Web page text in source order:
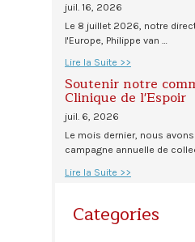
juil. 16, 2026
Le 8 juillet 2026, notre
l'Europe, Philippe van …
Lire la Suite >>
Soutenir notre
Clinique de l'Espoir
juil. 6, 2026
Le mois dernier, nous
campagne annuelle de
Lire la Suite >>
Categories